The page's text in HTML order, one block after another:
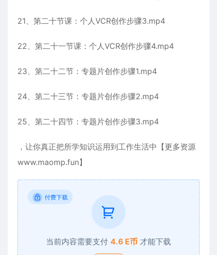
21、第二十节课：个人VCR创作步骤3.mp4
22、第二十一节课：个人VCR创作步骤4.mp4
23、第二十二节：专题片创作步骤1.mp4
24、第二十三节：专题片创作步骤2.mp4
25、第二十四节：专题片创作步骤3.mp4
，让你真正把所学知识运用到工作生活中【更多资源
www.maomp.fun】
付费下载
当前内容需要支付 4.6 E币 才能下载